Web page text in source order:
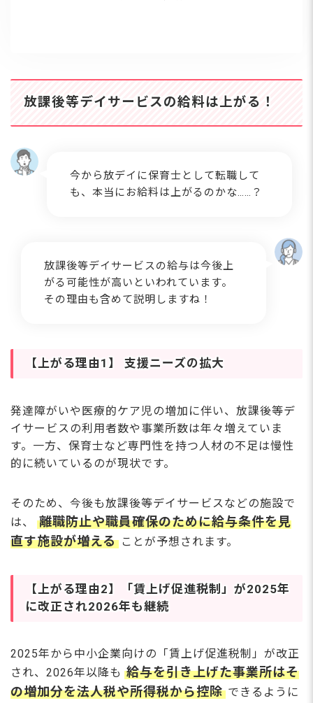
放課後等デイサービスの給料は上がる！
今から放デイに保育士として転職して
も、本当にお給料は上がるのかな……？
放課後等デイサービスの給与は今後上
がる可能性が高いといわれています。
その理由も含めて説明しますね！
【上がる理由1】 支援ニーズの拡大
発達障がいや医療的ケア児の増加に伴い、放課後等デ
イサービスの利用者数や事業所数は年々増えていま
す。一方、保育士など専門性を持つ人材の不足は慢性
的に続いているのが現状です。
そのため、今後も放課後等デイサービスなどの施設で
は、
離職防止や職員確保のために給与条件を見
直す施設が増える ことが予想されます。
【上がる理由2】「賃上げ促進税制」が2025年
に改正され2026年も継続
2025年から中小企業向けの「賃上げ促進税制」が改正
され、2026年以降も 給与を引き上げた事業所はそ
の増加分を法人税や所得税から控除 できるように